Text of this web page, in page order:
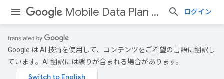
Mobile Data Plan Sharing API ログイン
Google は AI 技術を使用して、コンテンツをご希望の言語に翻訳し
ています。AI 翻訳には誤りが含まれる場合があります。